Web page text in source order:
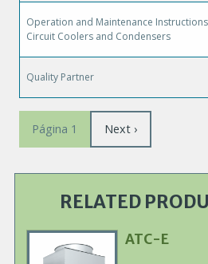
Operation and Maintenance
Circuit Coolers and Condensers
Quality Partner
Paginación
Página 1 Siguiente
Next ›
RELATED
Primary
Product
ATC-E